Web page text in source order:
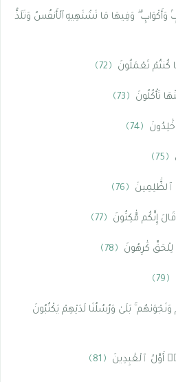
وَفِيهَا مَا تَشْتَهِيهِ ٱلْأَنفُسُ وَتَلَذُّ
كُنتُمْ تَعْمَلُونَ ﴿72﴾
تَأْكُلُونَ ﴿73﴾
﴿74﴾
﴿75﴾
ٱلظَّٰلِمِينَ ﴿76﴾
إِنَّكُم مَّٰكِثُونَ ﴿77﴾
لِلْحَقِّ كَٰرِهُونَ ﴿78﴾
﴿79﴾
بَلَىٰ وَرُسُلُنَا لَدَيْهِمْ يَكْتُبُونَ
أَوَّلُ ٱلْعَٰبِدِينَ ﴿81﴾